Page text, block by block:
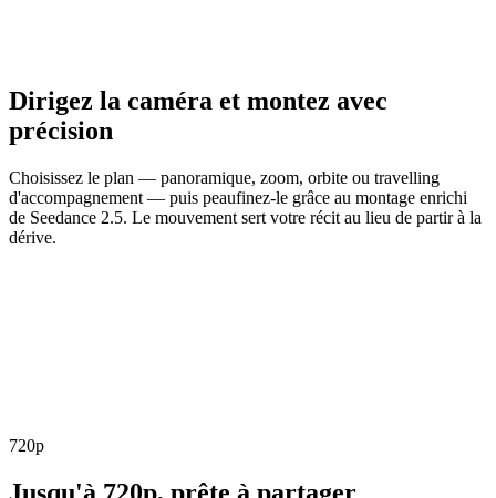
Dirigez la caméra et montez avec
précision
Choisissez le plan — panoramique, zoom, orbite ou travelling
d'accompagnement — puis peaufinez-le grâce au montage enrichi
de Seedance 2.5. Le mouvement sert votre récit au lieu de partir à la
dérive.
720p